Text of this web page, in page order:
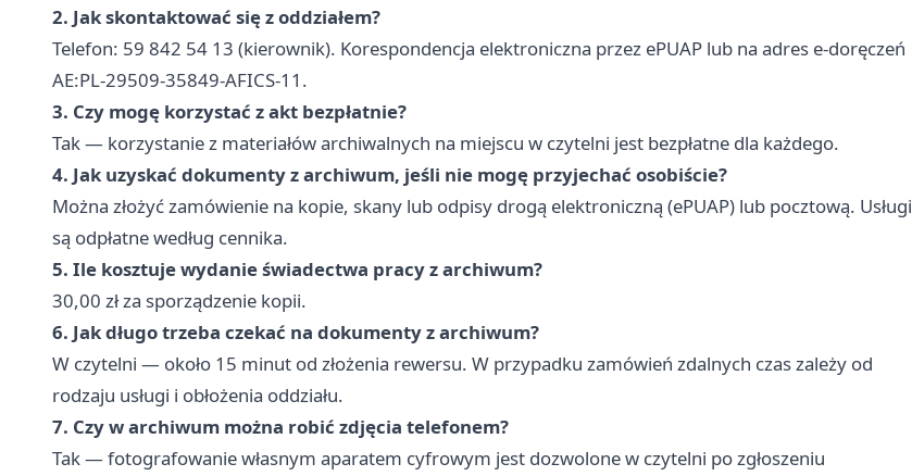
2. Jak skontaktować się z oddziałem?
Telefon: 59 842 54 13 (kierownik). Korespondencja elektroniczna przez ePUAP lub na adres e-doręczeń
AE:PL-29509-35849-AFICS-11.
3. Czy mogę korzystać z akt bezpłatnie?
Tak — korzystanie z materiałów archiwalnych na miejscu w czytelni jest bezpłatne dla każdego.
4. Jak uzyskać dokumenty z archiwum, jeśli nie mogę przyjechać osobiście?
Można złożyć zamówienie na kopie, skany lub odpisy drogą elektroniczną (ePUAP) lub pocztową. Usługi
są odpłatne według cennika.
5. Ile kosztuje wydanie świadectwa pracy z archiwum?
30,00 zł za sporządzenie kopii.
6. Jak długo trzeba czekać na dokumenty z archiwum?
W czytelni — około 15 minut od złożenia rewersu. W przypadku zamówień zdalnych czas zależy od
rodzaju usługi i obłożenia oddziału.
7. Czy w archiwum można robić zdjęcia telefonem?
Tak — fotografowanie własnym aparatem cyfrowym jest dozwolone w czytelni po zgłoszeniu